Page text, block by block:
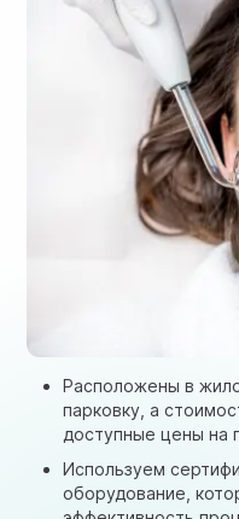
Расположены в
парковку, а
доступные цены на
Используем
оборудование,